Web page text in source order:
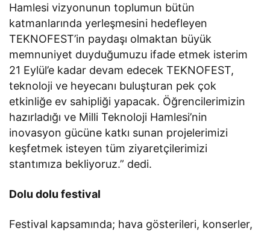
Hamlesi vizyonunun toplumun bütün
katmanlarında yerleşmesini hedefleyen
TEKNOFEST’in paydaşı olmaktan büyük
memnuniyet duyduğumuzu ifade etmek isterim
21 Eylül’e kadar devam edecek TEKNOFEST,
teknoloji ve heyecanı buluşturan pek çok
etkinliğe ev sahipliği yapacak. Öğrencilerimizin
hazırladığı ve Milli Teknoloji Hamlesi’nin
inovasyon gücüne katkı sunan projelerimizi
keşfetmek isteyen tüm ziyaretçilerimizi
stantımıza bekliyoruz.” dedi.
Dolu dolu festival
Festival kapsamında; hava gösterileri, konserler,